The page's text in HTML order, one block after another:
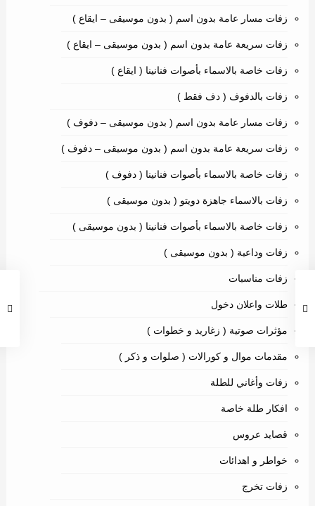
زفات مسار عامة بدون اسم ( بدون موسيقى – ايقاع )
زفات سريعة عامة بدون اسم ( بدون موسيقى – ايقاع )
زفات خاصة بالاسماء بأصوات فنانينا ( ايقاع )
زفات بالدفوف ( دف فقط )
زفات مسار عامة بدون اسم ( بدون موسيقى – دفوف )
زفات سريعة عامة بدون اسم ( بدون موسيقى – دفوف )
زفات خاصة بالاسماء بأصوات فنانينا ( دفوف )
زفات بالاسماء جاهزة دويتو ( بدون موسيقى )
زفات خاصة بالاسماء بأصوات فنانينا ( بدون موسيقى )
زفات وداعية ( بدون موسيقى )
زفات مناسبات
طلات واعلان دخول
مؤثرات صوتية ( زغاريد و خطوات )
مقدمات موال و كورالات ( صلوات و ذكر )
زفات وأغاني للطلة
افكار طلة خاصة
قصايد عروس
خواطر و اهدائات
زفات تخرج